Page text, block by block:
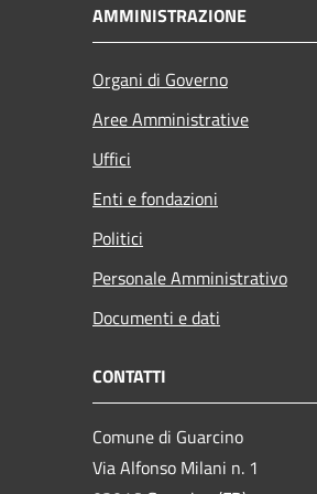
AMMINISTRAZIONE
Organi di Governo
Aree Amministrative
Uffici
Enti e fondazioni
Politici
Personale Amministrativo
Documenti e dati
CONTATTI
Comune di Guarcino
Via Alfonso Milani n. 1